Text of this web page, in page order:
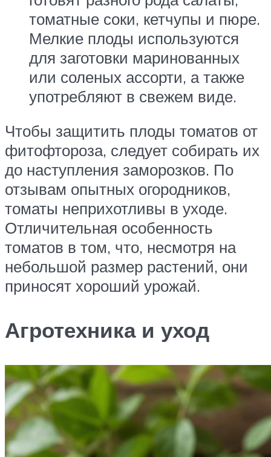
томатные соки, кетчупы и пюре.
Мелкие плоды используются
для заготовки маринованных
или соленых ассорти, а также
употребляют в свежем виде.
Чтобы защитить плоды томатов от
фитофтороза, следует собирать их
до наступления заморозков. По
отзывам опытных огородников,
томаты неприхотливы в уходе.
Отличительная особенность
томатов в том, что, несмотря на
небольшой размер растений, они
приносят хороший урожай.
Агротехника и уход